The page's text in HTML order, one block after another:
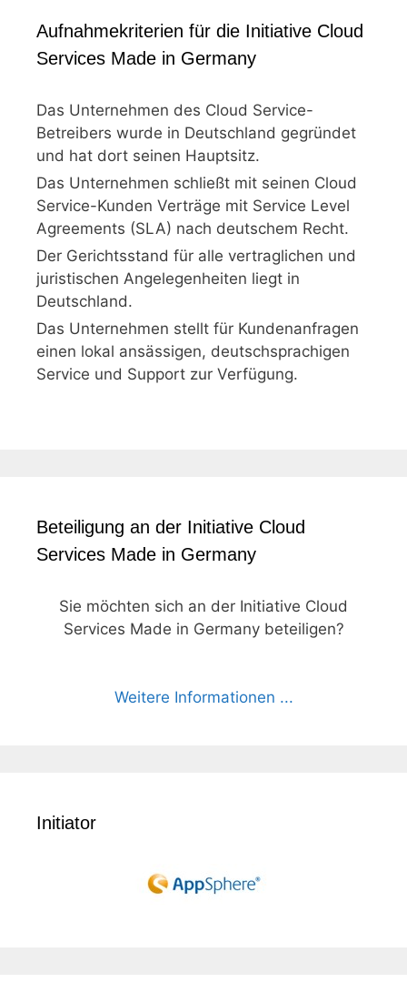
Aufnahmekriterien für die Initiative Cloud
Services Made in Germany
Das Unternehmen des Cloud Service-
Betreibers wurde in Deutschland gegründet
und hat dort seinen Hauptsitz.
Das Unternehmen schließt mit seinen Cloud
Service-Kunden Verträge mit Service Level
Agreements (SLA) nach deutschem Recht.
Der Gerichtsstand für alle vertraglichen und
juristischen Angelegenheiten liegt in
Deutschland.
Das Unternehmen stellt für Kundenanfragen
einen lokal ansässigen, deutschsprachigen
Service und Support zur Verfügung.
Beteiligung an der Initiative Cloud
Services Made in Germany
Sie möchten sich an der Initiative Cloud
Services Made in Germany beteiligen?
Weitere Informationen ...
Initiator